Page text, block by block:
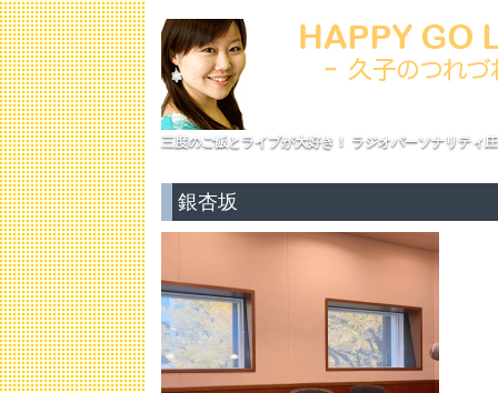
三度のご飯とライブが大好き！ ラジオパーソナリティ
銀杏坂